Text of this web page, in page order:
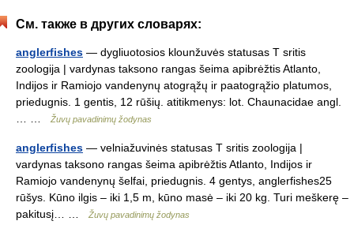
См. также в других словарях:
anglerfishes — dygliuotosios klounžuvės statusas T sritis
zoologija | vardynas taksono rangas šeima apibrėžtis Atlanto,
Indijos ir Ramiojo vandenynų atogrąžų ir paatogrąžio platumos,
priedugnis. 1 gentis, 12 rūšių. atitikmenys: lot. Chaunacidae angl.
Žuvų pavadinimų žodynas
anglerfishes — velniažuvinės statusas T sritis zoologija |
vardynas taksono rangas šeima apibrėžtis Atlanto, Indijos ir
Ramiojo vandenynų šelfai, priedugnis. 4 gentys, anglerfishes25
rūšys. Kūno ilgis – iki 1,5 m, kūno masė – iki 20 kg. Turi meškerę –
pakitusį… …
Žuvų pavadinimų žodynas